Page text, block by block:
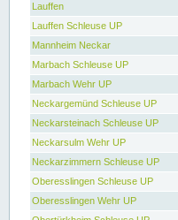
Lauffen
Lauffen Schleuse UP
Mannheim Neckar
Marbach Schleuse UP
Marbach Wehr UP
Neckargemünd Schleuse UP
Neckarsteinach Schleuse UP
Neckarsulm Wehr UP
Neckarzimmern Schleuse UP
Oberesslingen Schleuse UP
Oberesslingen Wehr UP